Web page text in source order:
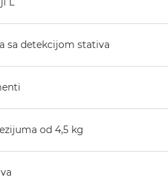
sa detekcijom stativa
od 4,5 kg